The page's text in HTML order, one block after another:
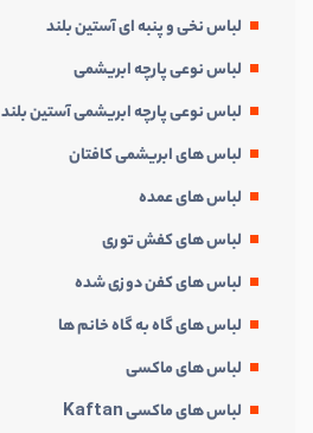
لباس نخی و پنبه ای آستین بلند
لباس نوعی پارچه ابریشمی
لباس نوعی پارچه ابریشمی آستین بلند
لباس های ابریشمی کافتان
لباس های عمده
لباس های کفش توری
لباس های کفن دوزی شده
لباس های گاه به گاه خانم ها
لباس های ماکسی
لباس های ماکسی Kaftan